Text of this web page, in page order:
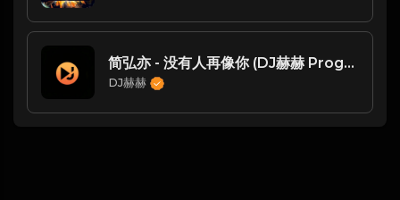
简弘亦 - 没有人再像你 (DJ赫赫 ProgHouse Mix)
DJ赫赫